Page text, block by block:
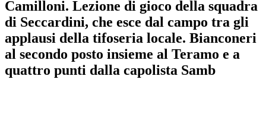
Camilloni. Lezione di gioco della squadra
di Seccardini, che esce dal campo tra gli
applausi della tifoseria locale. Bianconeri
al secondo posto insieme al Teramo e a
quattro punti dalla capolista Samb